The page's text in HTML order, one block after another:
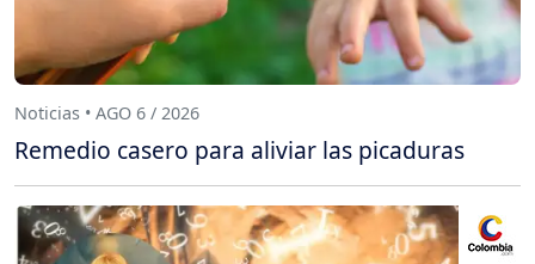
Noticias • AGO 6 / 2026
Remedio casero para aliviar las picaduras